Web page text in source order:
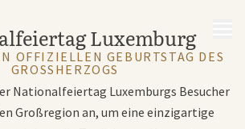
Luxemburg
OFFIZIELLEN GEBURTSTAG DES
GROSSHERZOGS
Nationalfeiertag Luxemburgs Besucher
Großregion an, um eine einzigartige